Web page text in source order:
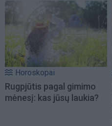
Horoskopai
Rugpjūtis pagal gimimo
mėnesį: kas jūsų laukia?